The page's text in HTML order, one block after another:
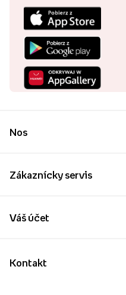
Nos
Zákaznícky servis
Kontakt
Váš účet